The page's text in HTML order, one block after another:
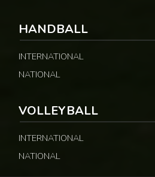
HANDBALL
INTERNATIONAL
NATIONAL
VOLLEYBALL
INTERNATIONAL
NATIONAL